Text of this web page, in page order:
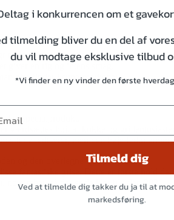
mere saftigt end konventionelt svinekød.
en rig og intens smag.
ofte finder i supermarkeder.
et specialprodukt.
værdsættes højt af kokke og
fedtsyrer, men den høje
og den overlegne spisekvalitet.
fantastiske grise. Dette er første hold
så der er de klar til julen 2026.
i konkurrencen om et
tilmelding bliver du en del af
du vil modtage eksklusive tilbud
*Vi finder en ny vinder den første
Tilmeld dig
Ved at tilmelde dig takker du ja til at
markedsføring.